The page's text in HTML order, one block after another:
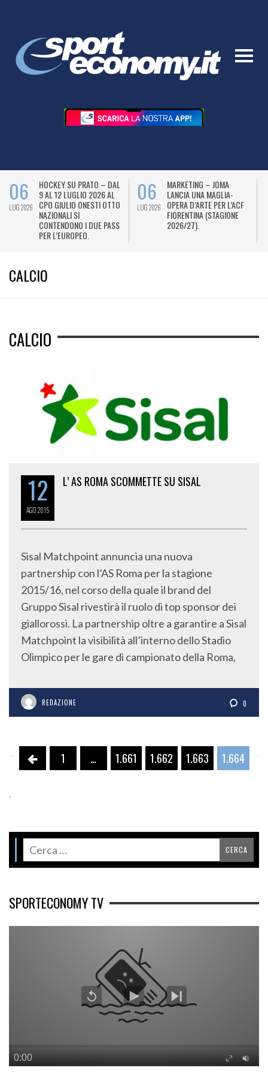
06
LUG 2026
HOCKEY SU PRATO – DAL
9 AL 12 LUGLIO 2026 AL
CPO GIULIO ONESTI OTTO
NAZIONALI SI
CONTENDONO I DUE PASS
PER L’EUROPEO.
06
LUG 2026
MARKETING – JOMA
LANCIA UNA MAGLIA-
OPERA D’ARTE PER L’ACF
FIORENTINA (STAGIONE
2026/27).
CALCIO
CALCIO
12
AGO2015
L’ AS ROMA SCOMMETTE SU SISAL
Sisal Matchpoint annuncia una nuova
partnership con l’AS Roma per la stagione
2015/16, nel corso della quale il brand del
Gruppo Sisal rivestirà il ruolo di top sponsor dei
giallorossi. La partnership oltre a garantire a Sisal
Matchpoint la visibilità all’interno dello Stadio
Olimpico per le gare di campionato della Roma,
REDAZIONE 0
1 … 1.661 1.662 1.663 1.664
.
SPORTECONOMY TV